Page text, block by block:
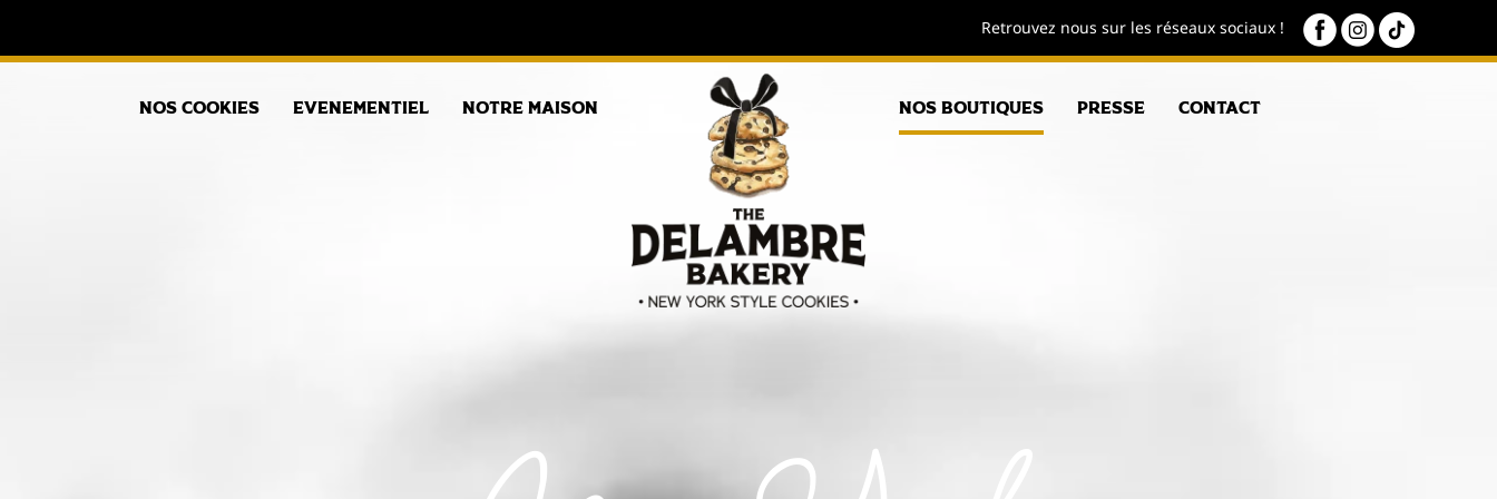
Retrouvez nous sur les réseaux sociaux !
Nos Cookies Evenementiel Notre Maison Nos boutiques Presse Contact